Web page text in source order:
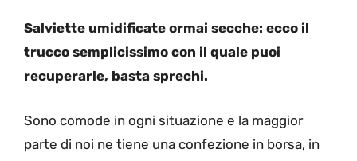
Salviette umidificate ormai secche: ecco il
trucco semplicissimo con il quale puoi
recuperarle, basta sprechi.
Sono comode in ogni situazione e la maggior
parte di noi ne tiene una confezione in borsa, in